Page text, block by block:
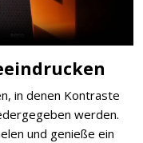
in denen Kontraste
werden.
und genieße ein